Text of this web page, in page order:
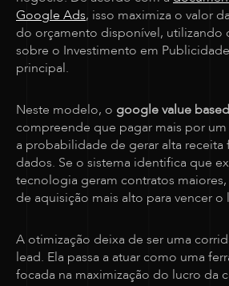
Google Ads, isso maximiza o valor
do orçamento disponível, utilizando
sobre o Investimento em
principal.
Neste modelo, o google value
compreende que pagar mais por
a probabilidade de gerar alta receita
dados. Se o sistema identifica que
tecnologia geram contratos
de aquisição mais alto para vencer
A otimização deixa de ser uma
lead. Ela passa a atuar como uma
focada na maximização do lucro da